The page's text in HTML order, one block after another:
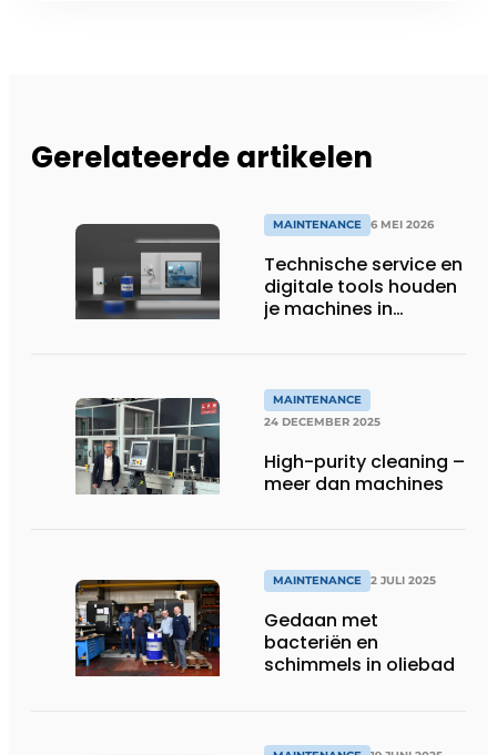
Gerelateerde artikelen
MAINTENANCE 6 MEI 2026
Technische service en
digitale tools houden
je machines in
MAINTENANCE
24 DECEMBER 2025
High-purity cleaning –
meer dan machines
MAINTENANCE 2 JULI 2025
Gedaan met
bacteriën en
schimmels in oliebad